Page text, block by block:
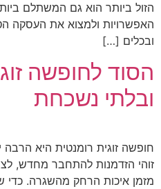
הזול ביותר הוא גם המשתלם
האפשרויות ולמצוא את העסקה
ובכלים […]
הסוד לחופשה
ובלתי נשכחת
חופשה זוגית רומנטית היא
זוהי הזדמנות להתחבר מחדש,
מזמן איכות הרחק מהשגרה. כדי